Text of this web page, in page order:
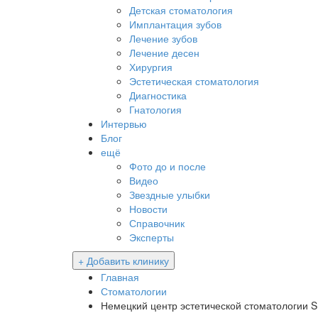
Детская стоматология
Имплантация зубов
Лечение зубов
Лечение десен
Хирургия
Эстетическая стоматология
Диагностика
Гнатология
Интервью
Блог
ещё
Фото до и после
Видео
Звездные улыбки
Новости
Справочник
Эксперты
+ Добавить клинику
Главная
Стоматологии
Немецкий центр эстетической стоматологии